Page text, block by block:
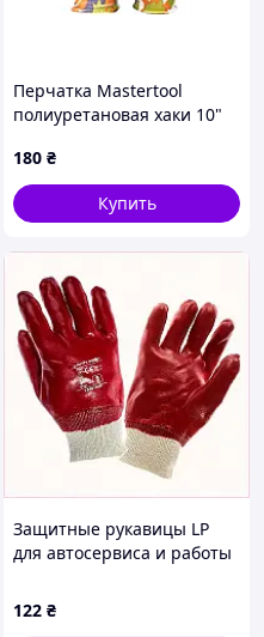
Перчатка Mastertool
полиуретановая хаки 10"
180 ₴
Купить
Защитные рукавицы LP
для автосервиса и работы
122 ₴